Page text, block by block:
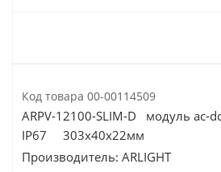
Код товара 00-00114509
ARPV-12100-SLIM-D модуль ac-
IP67 303х40х22мм
Производитель: ARLIGHT